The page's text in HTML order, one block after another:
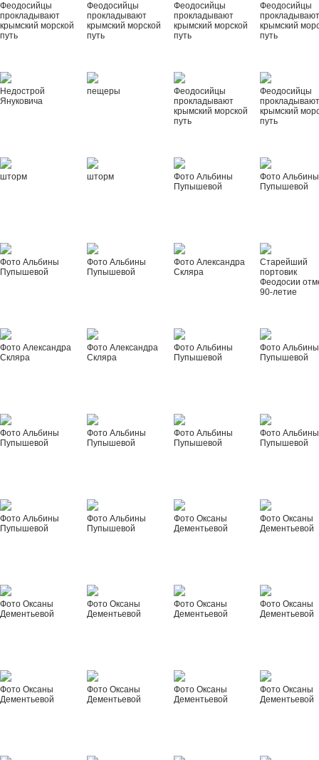
Феодосийцы
прокладывают
крымский морской
путь
Феодосийцы
прокладывают
крымский морской
путь
Феодосийцы
прокладывают
крымский морской
путь
Феодосийцы
крымский
путь
Недострой
Януковича
пещеры
Феодосийцы
прокладывают
крымский морской
путь
Феодосийцы
крымский
путь
шторм шторм
Фото Альбины
Пупышевой
Фото Альбины
Пупышевой
Фото Альбины
Пупышевой
Фото Альбины
Пупышевой
Фото Александра
Скляра
Старейший
портовик
Феодосии
90-летие
Фото Александра
Скляра
Фото Александра
Скляра
Фото Альбины
Пупышевой
Фото Альбины
Пупышевой
Фото Альбины
Пупышевой
Фото Альбины
Пупышевой
Фото Альбины
Пупышевой
Фото Альбины
Пупышевой
Фото Альбины
Пупышевой
Фото Альбины
Пупышевой
Фото Оксаны
Дементьевой
Фото Оксаны
Дементьевой
Фото Оксаны
Дементьевой
Фото Оксаны
Дементьевой
Фото Оксаны
Дементьевой
Фото Оксаны
Дементьевой
Фото Оксаны
Дементьевой
Фото Оксаны
Дементьевой
Фото Оксаны
Дементьевой
Фото Оксаны
Дементьевой